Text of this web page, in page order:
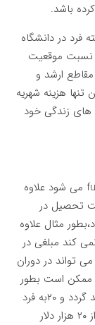
باشد.
فرد در دانشگاه
نسبت موقعیت
ارشد و
است.این تنها هزینه شهریه
های زندگی خود
در مقطع دکترا فردی که موفق به دریافت full fund می شود علاوه
تحصیل در
مثال علاوه
نمی کند مبلغی در
می تواند در دوران
ممکن است بطور
مثال از شهریه ۲۵ هزار دلاری ۲۱ هزار آن شامل فاند گردد و ۲۰به فرد
هزار دلار نیز پرداخت نمایند که در این صورت فرد از ۲۰ هزار دلار